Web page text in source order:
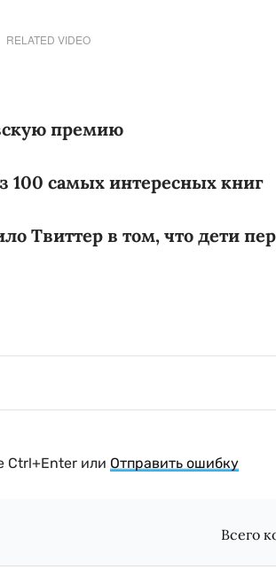
RELATED VIDEO
премию
100 самых интересных книг
Твиттер в том, что дети
Ctrl+Enter или Отправить ошибку
Всего